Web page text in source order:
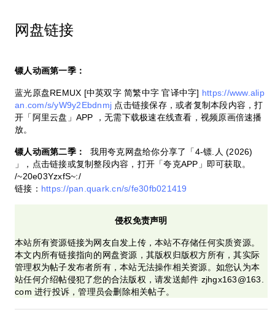
网盘链接
镖人动画第一季：
蓝光原盘REMUX [中英双字 简繁中字 官译中字] https://www.alip
an.com/s/yW9y2Ebdnmj 点击链接保存，或者复制本段内容，打
开「阿里云盘」APP ，无需下载极速在线查看，视频原画倍速播
放。
镖人动画第二季：
我用夸克网盘给你分享了「4-镖.人 (2026)
」，点击链接或复制整段内容，打开「夸克APP」即可获取。
/~20e03YzxfS~:/
链接： https://pan.quark.cn/s/fe30fb021419
侵权免责声明
本站所有资源链接为网友自发上传，本站不存储任何实质资源。
本文内所有链接指向的网盘资源，其版权归版权方所有，其实际
管理权为帖子发布者所有，本站无法操作相关资源。如您认为本
站任何介绍帖侵犯了您的合法版权，请发送邮件 zjhgx163@163.
com 进行投诉，管理员会删除相关帖子。